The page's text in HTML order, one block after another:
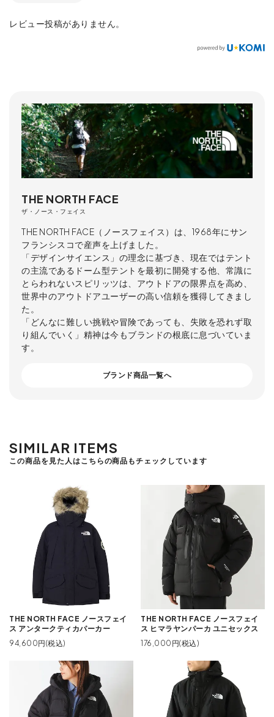
レビュー投稿がありません。
THE NORTH FACE
ザ・ノース・フェイス
THE NORTH FACE（ノースフェイス）は、1968年にサン
フランシスコで産声を上げました。
「デザインサイエンス」の理念に基づき、現在ではテント
の主流であるドーム型テントを最初に開発する他、常識に
とらわれないスピリッツは、アウトドアの限界点を高め、
世界中のアウトドアユーザーの高い信頼を獲得してきまし
た。
「どんなに難しい挑戦や冒険であっても、失敗を恐れず取
り組んでいく」精神は今もブランドの根底に息づいていま
す。
ブランド商品一覧へ
SIMILAR ITEMS
この商品を見た人はこちらの商品もチェックしています
THE NORTH FACE ノースフェイ
ス アンタークティカパーカー
94,600円(税込)
THE NORTH FACE ノースフェイ
ス ヒマラヤンパーカ ユニセックス
176,000円(税込)